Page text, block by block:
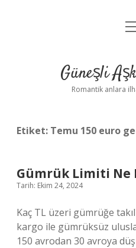
Yasal
Güneşli
Romantik anlara
Etiket: Temu 150 euro
Gümrük Limiti Ne
Tarih: Ekim 24, 2024
Kaç TL üzeri gümrüğe
kargo ile gümrüksüz
150 avrodan 30 avroya